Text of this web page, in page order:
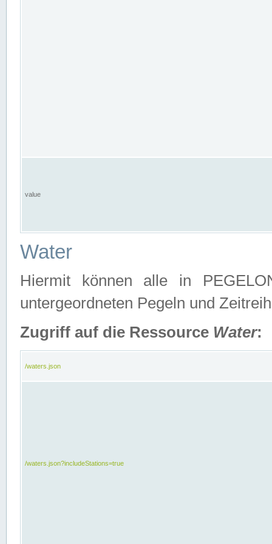
value
Water
Hiermit können alle in
untergeordneten Pegeln und
Zugriff auf die Ressource Water:
/waters.json
/waters.json?includeStations=true